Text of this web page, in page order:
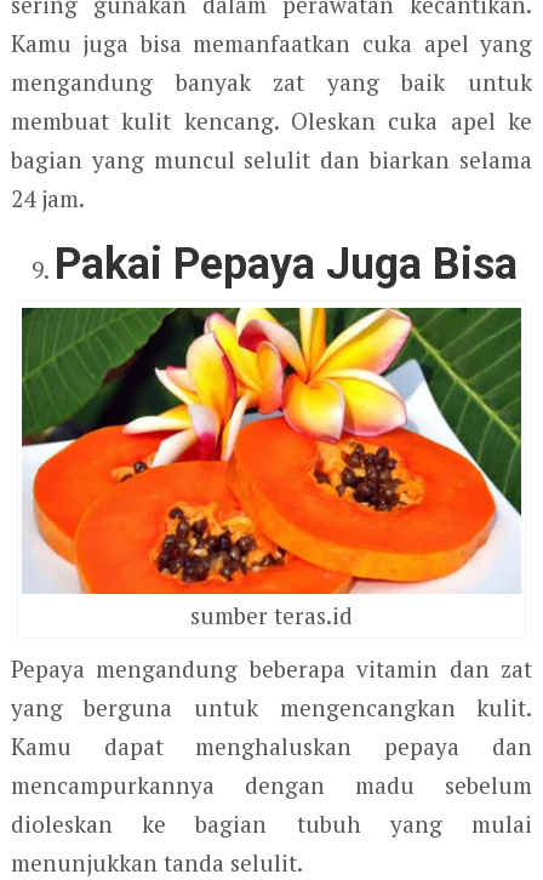
Kamu juga bisa memanfaatkan cuka apel yang
mengandung banyak zat yang baik untuk
membuat kulit kencang. Oleskan cuka apel ke
bagian yang muncul selulit dan biarkan selama
24 jam.
Pakai Pepaya Juga Bisa
sumber teras.id
Pepaya mengandung beberapa vitamin dan zat
yang berguna untuk mengencangkan kulit.
Kamu dapat menghaluskan pepaya dan
mencampurkannya dengan madu sebelum
dioleskan ke bagian tubuh yang mulai
menunjukkan tanda selulit.